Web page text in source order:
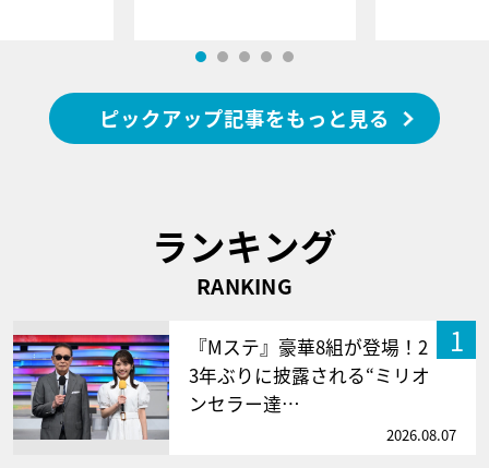
ピックアップ記事をもっと見る
ランキング
RANKING
1
『Mステ』豪華8組が登場！2
3年ぶりに披露される“ミリオ
ンセラー達…
2026.08.07